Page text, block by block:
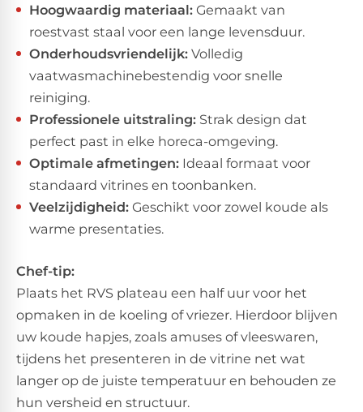
Hoogwaardig materiaal: Gemaakt van
roestvast staal voor een lange levensduur.
Onderhoudsvriendelijk: Volledig
vaatwasmachinebestendig voor snelle
reiniging.
Professionele uitstraling: Strak design dat
perfect past in elke horeca-omgeving.
Optimale afmetingen: Ideaal formaat voor
standaard vitrines en toonbanken.
Veelzijdigheid: Geschikt voor zowel koude als
warme presentaties.
Chef-tip:
Plaats het RVS plateau een half uur voor het
opmaken in de koeling of vriezer. Hierdoor blijven
uw koude hapjes, zoals amuses of vleeswaren,
tijdens het presenteren in de vitrine net wat
langer op de juiste temperatuur en behouden ze
hun versheid en structuur.